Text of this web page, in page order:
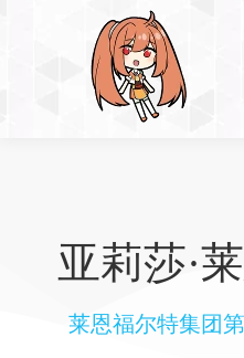
亚莉莎·
莱恩福尔特集团